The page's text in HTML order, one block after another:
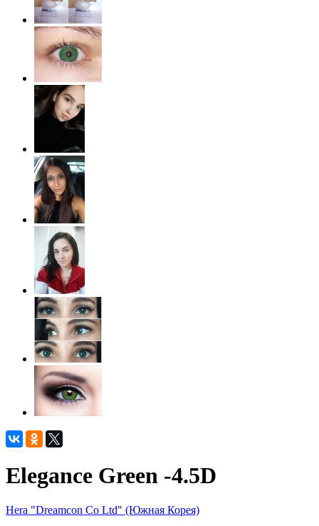
Elegance Green -4.5D
Hera "Dreamcon Co Ltd" (Южная Корея)